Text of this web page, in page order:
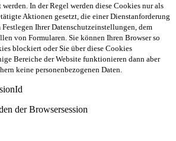
In der Regel werden diese Cookies nur als
Aktionen gesetzt, die einer Dienstanforderung
Festlegen Ihrer Datenschutzeinstellungen, dem
von Formularen. Sie können Ihren Browser so
blockiert oder Sie über diese Cookies
Bereiche der Website funktionieren dann aber
keine personenbezogenen Daten.
der Browsersession